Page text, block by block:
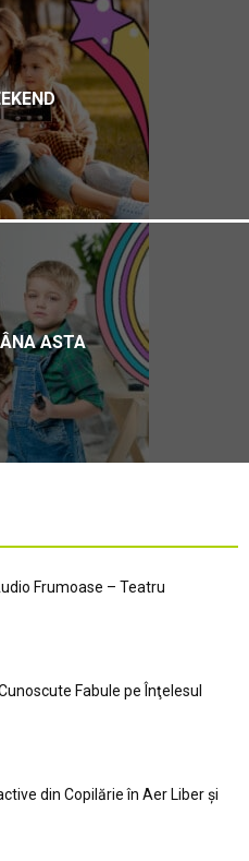
ASTA
Frumoase – Teatru
Fabule pe Înţelesul
din Copilărie în Aer Liber şi